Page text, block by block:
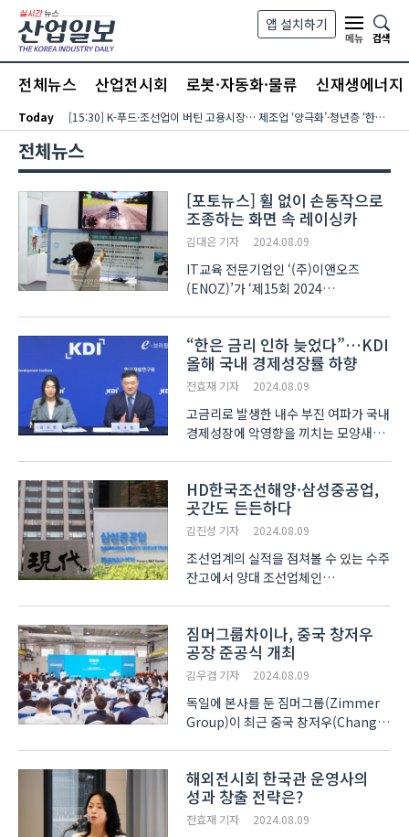
본문 바로가기
앱 설치하기
메뉴
검색
전체뉴스 산업전시회 로봇·자동화·물류 신재생에너지
Today [15:30] K-푸드·조선업이 버틴 고용시장… 제조업 ‘양극화’·청년층 ‘한파’ 지속
전체뉴스
[포토뉴스] 휠 없이 손동작으로
조종하는 화면 속 레이싱카
김대은 기자 2024.08.09
IT교육 전문기업인 ‘(주)이앤오즈
(ENOZ)’가 ‘제15회 2024
개발한 다양한 XR 콘텐츠를 출품했다.
이 업체의 부스는 AI(인공지능)와
카메라가 손동작을 실시간으로
인식하..
“한은 금리 인하 늦었다”…KDI
올해 국내 경제성장률 하향
전효재 기자 2024.08.09
고금리로 발생한 내수 부진 여파가 국내
경제성장에 악영향을 끼치는 모양새다.
KDI는 8일 ‘8월 수정 경제전망’을
발표하며 올해 국내 경제성장률
추정치를 5월 전망치였던 2.6..
HD한국조선해양·삼성중공업,
곳간도 든든하다
김진성 기자 2024.08.09
조선업계의 실적을 점쳐볼 수 있는 수주
잔고에서 양대 조선업체인
것으로 확인됐다. 그러나 한화오션의
경우 전년에 비해 소폭 하락한 상황으로
보인다. 하나증권의 ‘실적 성장..
짐머그룹차이나, 중국 창저우
공장 준공식 개최
김우겸 기자 2024.08.09
독일에 본사를 둔 짐머그룹(Zimmer
Group)이 최근 중국 창저우(Chang
새로운 출발과 도약을 알렸다.
짐머그룹차이나는 지난해 3월 1천만
달러를 투자해 총 부지면적 2만6..
해외전시회 한국관 운영사의
성과 창출 전략은?
전효재 기자 2024.08.09